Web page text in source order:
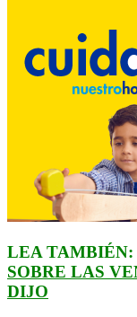
LEA TAMBIÉN:
SOBRE LAS
DIJO